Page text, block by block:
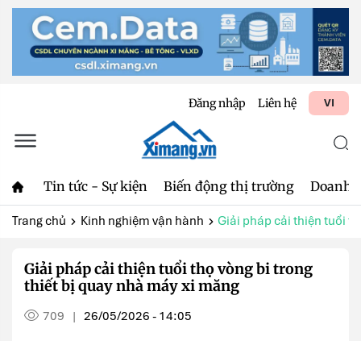
Đăng nhập Liên hệ VI
Tin tức - Sự kiện Biến động thị trường Doanh
Trang chủ Kinh nghiệm vận hành Giải pháp cải thiện tuổi
Giải pháp cải thiện tuổi thọ vòng bi trong
thiết bị quay nhà máy xi măng
709 | 26/05/2026 - 14:05